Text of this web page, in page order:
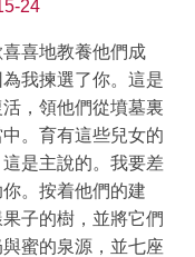
24
喜喜地教養他們成
我揀選了你。這是
，領他們從墳墓裏
。育有這些兒女的
是主說的。我要差
。按着他們的建
子的樹，並將它們
蜜的泉源，並七座